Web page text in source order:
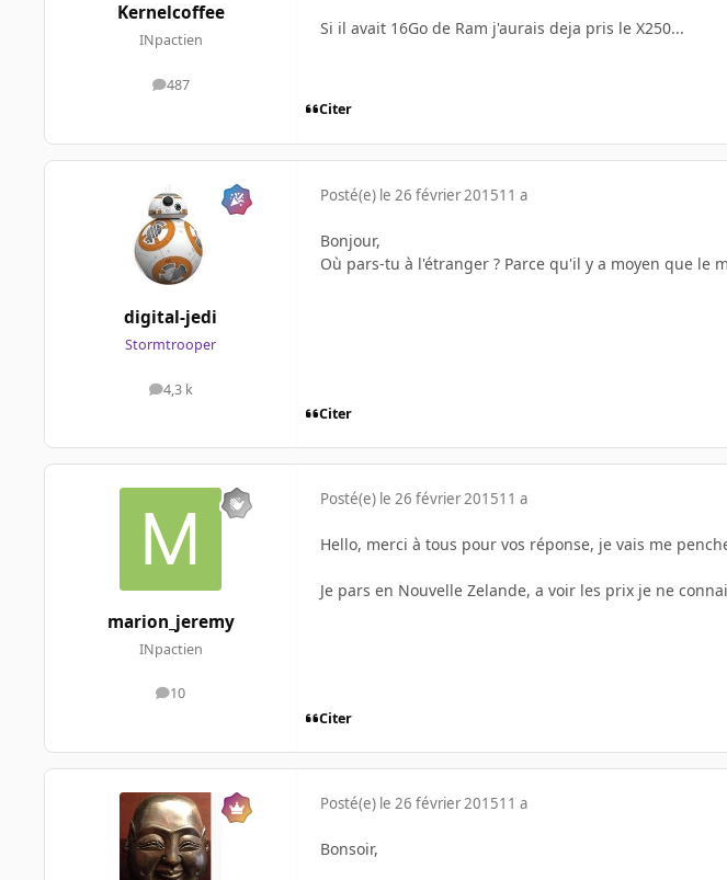
Kernelcoffee
INpactien
487
messages
Si il avait 16Go de Ram j'aurais deja pris le X250...
Citer
digital-jedi
Stormtrooper
4,3 k
messages
Posté(e) le 26 février 201511 a
Bonjour,
Où pars-tu à l'étranger ? Parce qu'il y a moyen que le
Citer
marion_jeremy
INpactien
10
messages
Posté(e) le 26 février 201511 a
Hello, merci à tous pour vos réponse, je vais me
Je pars en Nouvelle Zelande, a voir les prix je ne
Citer
Posté(e) le 26 février 201511 a
Bonsoir,